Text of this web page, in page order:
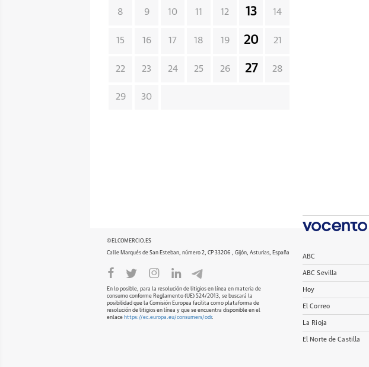
8 9 10 11 12 13 14
15 16 17 18 19 20 21
22 23 24 25 26 27 28
29 30
©ELCOMERCIO.ES
Calle Marqués de San Esteban, número 2, CP 33206 , Gijón, Asturias, España
En lo posible, para la resolución de litigios en línea en materia de
consumo conforme Reglamento (UE) 524/2013, se buscará la
posibilidad que la Comisión Europea facilita como plataforma de
resolución de litigios en línea y que se encuentra disponible en el
enlace https://ec.europa.eu/consumers/odr.
ABC
ABC Sevilla
Hoy
El Correo
La Rioja
El Norte de Castilla